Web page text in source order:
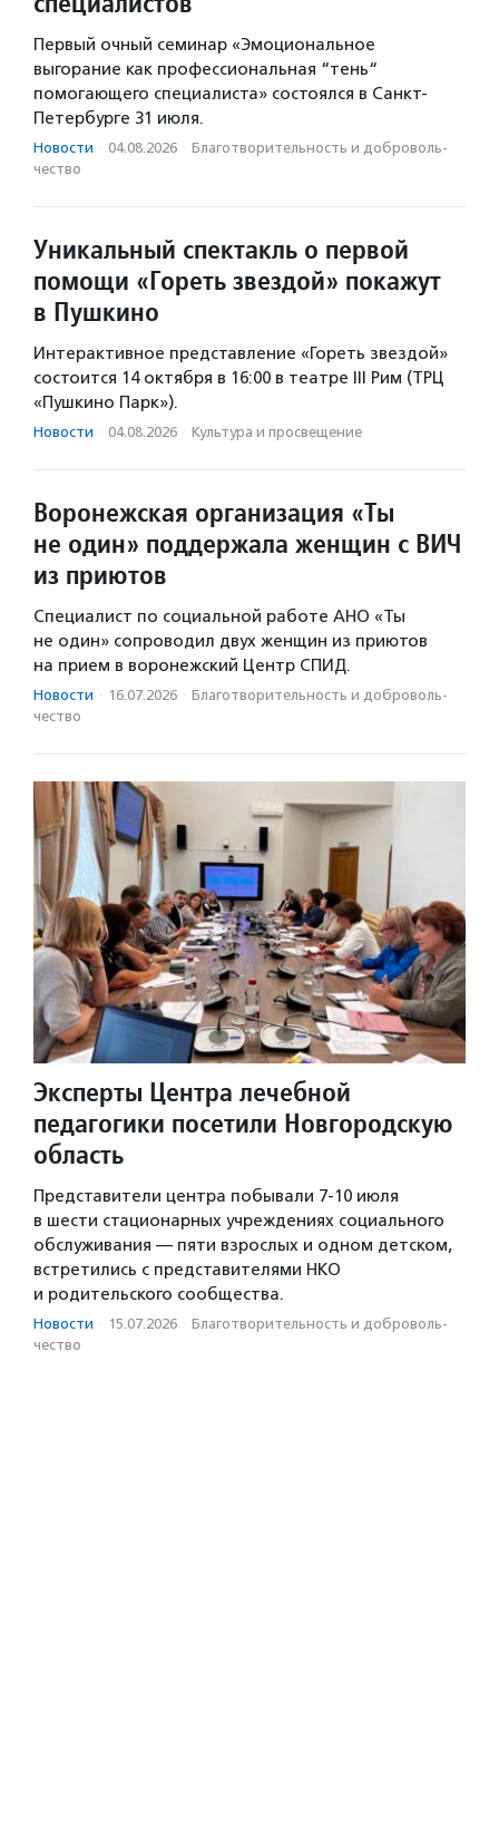
Первый очный семинар «Эмоциональное
выгорание как профессиональная “тень“
помогающего специалиста» состоялся в Санкт-
Петербурге 31 июля.
Новости · 04.08.2026 · Благотвори­тель­ность и доброволь­
чест­во
Уникальный спектакль о первой
помощи «Гореть звездой» покажут
в Пушкино
Интерактивное представление «Гореть звездой»
состоится 14 октября в 16:00 в театре III Рим (ТРЦ
«Пушкино Парк»).
Новости · 04.08.2026 · Культура и просвещение
Воронежская организация «Ты
не один» поддержала женщин с ВИЧ
из приютов
Специалист по социальной работе АНО «Ты
не один» сопроводил двух женщин из приютов
на прием в воронежский Центр СПИД.
Новости · 16.07.2026 · Благотвори­тель­ность и доброволь­
чест­во
Эксперты Центра лечебной
педагогики посетили Новгородскую
область
Представители центра побывали 7-10 июля
в шести стационарных учреждениях социального
обслуживания — пяти взрослых и одном детском,
встретились с представителями НКО
и родительского сообщества.
Новости · 15.07.2026 · Благотвори­тель­ность и доброволь­
чест­во